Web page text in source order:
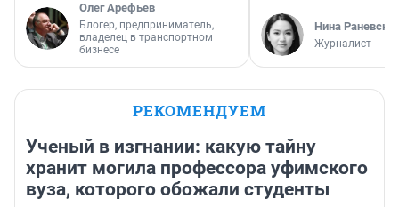
Олег Арефьев
Блогер, предприниматель,
владелец в транспортном
бизнесе
Нина
Журналист
РЕКОМЕНДУЕМ
Ученый в изгнании: какую тайну
хранит могила профессора уфимского
вуза, которого обожали студенты